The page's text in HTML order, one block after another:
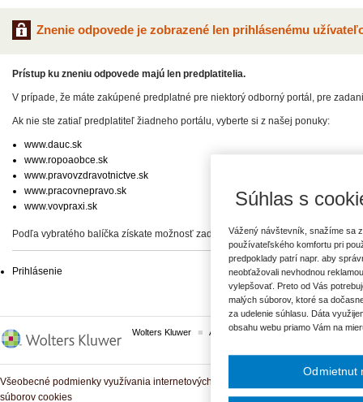
Znenie odpovede je zobrazené len prihlásenému
Prístup ku zneniu odpovede majú len predplatitelia.
V prípade, že máte zakúpené predplatné pre niektorý odborný portál, pre
Ak nie ste zatiaľ predplatiteľ žiadneho portálu, vyberte si z našej ponuky:
www.dauc.sk
www.ropoaobce.sk
www.pravovzdravotnictve.sk
www.pracovnepravo.sk
www.vovpraxi.sk
Podľa vybratého balíčka získate možnosť zadať svoje otázky, prípadne prístup
Prihlásenie
Wolters Kluwer ASPI Komplexné právne predpisy
Všeobecné podmienky využívania internetových služieb a komunitných portálov
súborov cookies
Súhlas s
Vážený návštevník, snažíme sa
používateľského komfortu pri
predpoklady patrí napr. aby
neobťažovali nevhodnou
vylepšovať. Preto od Vás
malých súborov, ktoré sa
za udelenie súhlasu. Dáta
obsahu webu priamo Vám na
Odmietnut